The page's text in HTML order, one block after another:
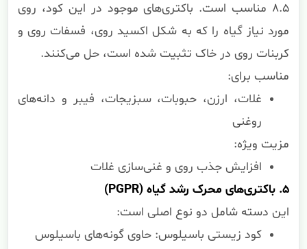
۸.۵ مناسب است. باکتری‌های موجود در این کود، روی
مورد نیاز گیاه را که به شکل اکسید روی، فسفات روی و
کربنات روی در خاک تثبیت شده است، حل می‌کنند.
مناسب برای:
غلات، ارزن، حبوبات، سبزیجات، فیبر و دانه‌های
روغنی
مزیت ویژه:
افزایش جذب روی و غنی‌سازی غلات
۵. باکتری‌های محرک رشد گیاه (PGPR)
این دسته شامل دو نوع اصلی است:
کود زیستی باسیلوس: حاوی گونه‌های باسیلوس